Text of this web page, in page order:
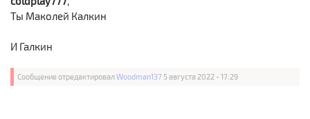
Ты Маколей Калкин
И Галкин
Сообщение отредактировалWoodman137 5 августа 2022 - 17:29